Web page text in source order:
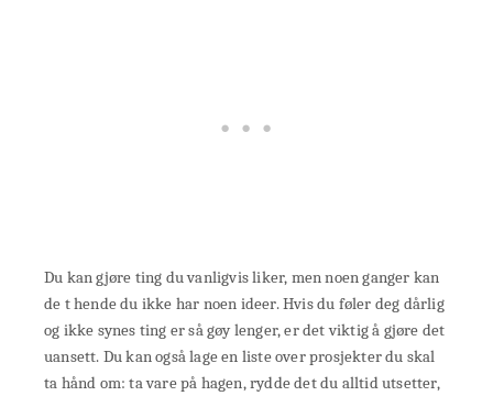
Du kan gjøre ting du vanligvis liker, men noen ganger kan
de t hende du ikke har noen ideer. Hvis du føler deg dårlig
og ikke synes ting er så gøy lenger, er det viktig å gjøre det
uansett. Du kan også lage en liste over prosjekter du skal
ta hånd om: ta vare på hagen, rydde det du alltid utsetter,